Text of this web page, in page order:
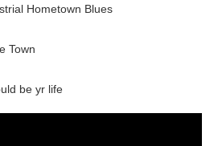
Hometown Blues
Town
be yr life